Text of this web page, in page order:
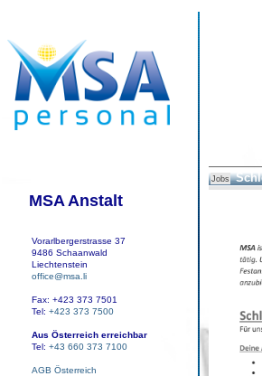
MSA Anstalt
Vorarlbergerstrasse 37
9486 Schaanwald
Liechtenstein
office@msa.li
Fax: +423 373 7501
Tel: +423 373 7500
Aus Österreich erreichbar
Tel: +43 660 373 7100
AGB Österreich
Jobs